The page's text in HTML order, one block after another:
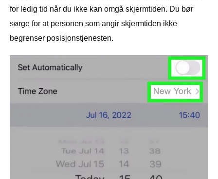
for ledig tid når du ikke kan omgå skjermtiden. Du bør
sørge for at personen som angir skjermtiden ikke
begrenser posisjonstjenesten.